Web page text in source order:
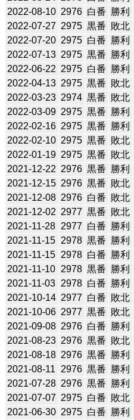
2022-08-10 2976 白番 勝利
2022-07-27 2975 黒番 敗北
2022-07-20 2975 白番 勝利
2022-07-13 2975 黒番 勝利
2022-06-22 2975 白番 勝利
2022-04-13 2975 黒番 敗北
2022-03-23 2974 黒番 敗北
2022-03-09 2975 黒番 勝利
2022-02-16 2975 黒番 勝利
2022-02-10 2975 黒番 敗北
2022-01-19 2975 黒番 敗北
2021-12-22 2976 黒番 勝利
2021-12-15 2976 黒番 敗北
2021-12-08 2976 白番 敗北
2021-12-02 2977 黒番 敗北
2021-11-28 2977 白番 勝利
2021-11-15 2978 黒番 勝利
2021-11-15 2978 白番 勝利
2021-11-10 2978 黒番 勝利
2021-11-03 2978 白番 勝利
2021-10-14 2977 白番 敗北
2021-10-06 2977 黒番 敗北
2021-09-08 2976 白番 勝利
2021-08-23 2976 黒番 敗北
2021-08-18 2976 黒番 勝利
2021-08-11
2976 黒番 勝利
2021-07-28 2976 黒番 勝利
2021-07-07 2975 白番 敗北
2021-06-30 2975 白番 勝利